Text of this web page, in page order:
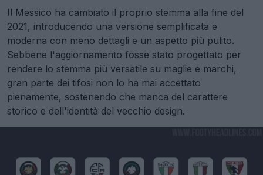
Il Messico ha cambiato il proprio stemma alla fine del
2021, introducendo una versione semplificata e
moderna con meno dettagli e un aspetto più pulito.
Sebbene l'aggiornamento fosse stato progettato per
rendere lo stemma più versatile su maglie e marchi,
gran parte dei tifosi non lo ha mai accettato
pienamente, sostenendo che manca del carattere
storico e dell'identità del vecchio design.